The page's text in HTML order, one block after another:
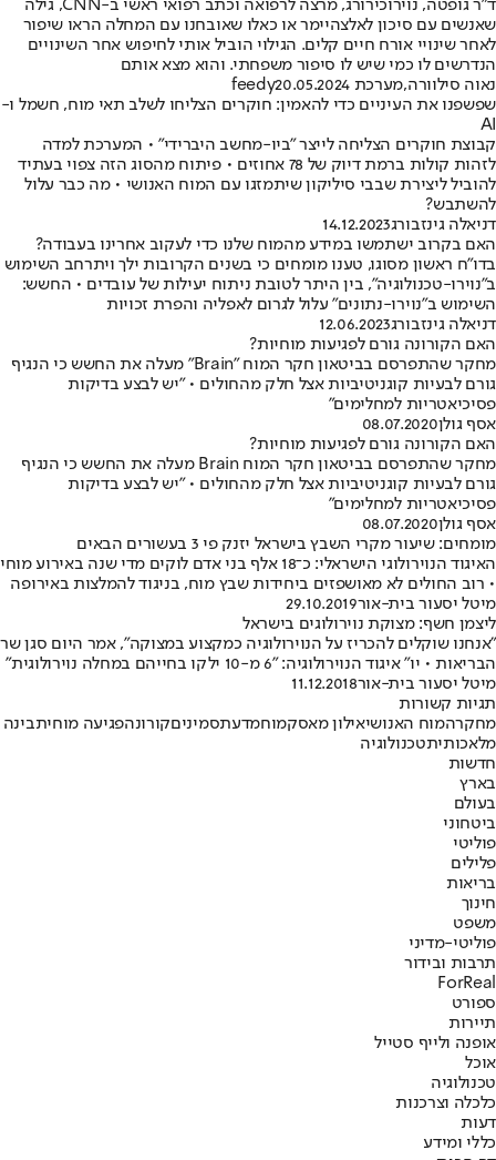
ד"ר גופטה, נוירוכירורג, מרצה לרפואה וכתב רפואי ראשי ב-CNN, גילה
שאנשים עם סיכון לאלצהיימר או כאלו שאובחנו עם המחלה הראו שיפור
לאחר שינויי אורח חיים קלים. הגילוי הוביל אותי לחיפוש אחר השינויים
הנדרשים לו כמי שיש לו סיפור משפחתי. והוא מצא אותם
נאוה סילוורה,מערכת feedy 20.05.2024
שפשפנו את העיניים כדי להאמין: חוקרים הצליחו לשלב תאי מוח, חשמל ו-
AI
קבוצת חוקרים הצליחה לייצר "ביו-מחשב היברידי" • המערכת למדה
לזהות קולות ברמת דיוק של 78 אחוזים • פיתוח מהסוג הזה צפוי בעתיד
להוביל ליצירת שבבי סיליקון שיתמזגו עם המוח האנושי • מה כבר עלול
להשתבש?
דניאלה גינזבורג14.12.2023
האם בקרוב ישתמשו במידע מהמוח שלנו כדי לעקוב אחרינו בעבודה?
בדו"ח ראשון מסוגו, טענו מומחים כי בשנים הקרובות ילך ויתרחב השימוש
ב"נוירו-טכנולוגיה", בין היתר לטובת ניתוח יעילות של עובדים • החשש:
השימוש ב"נוירו-נתונים" עלול לגרום לאפליה והפרת זכויות
דניאלה גינזבורג12.06.2023
האם הקורונה גורם לפגיעות מוחיות?
מחקר שהתפרסם בביטאון חקר המוח "Brain" מעלה את החשש כי הנגיף
גורם לבעיות קוגניטיביות אצל חלק מהחולים • "יש לבצע בדיקות
פסיכיאטריות למחלימים"
אסף גולן08.07.2020
האם הקורונה גורם לפגיעות מוחיות?
מחקר שהתפרסם בביטאון חקר המוח Brain מעלה את החשש כי הנגיף
גורם לבעיות קוגניטיביות אצל חלק מהחולים • "יש לבצע בדיקות
פסיכיאטריות למחלימים"
אסף גולן08.07.2020
מומחים: שיעור מקרי השבץ בישראל יזנק פי 3 בעשורים הבאים
האיגוד הנוירולוגי הישראלי: כ־18 אלף בני אדם לוקים מדי שנה באירוע מוחי
• רוב החולים לא מאושפזים ביחידות שבץ מוח, בניגוד להמלצות באירופה
מיטל יסעור בית-אור29.10.2019
ליצמן חשף: מצוקת נוירולוגים בישראל
"אנחנו שוקלים להכריז על הנוירולוגיה כמקצוע במצוקה", אמר היום סגן שר
הבריאות • יו" איגוד הנוירולוגיה: "6 מ-10 ילקו בחייהם במחלה נוירולוגית"
מיטל יסעור בית-אור11.12.2018
תגיות קשורות
מחקרהמוח האנושיאילון מאסקמוחמדעתסמיניםקורונהפגיעה מוחיתבינה
מלאכותיתטכנולוגיה
חדשות
בארץ
בעולם
ביטחוני
פוליטי
פלילים
בריאות
חינוך
משפט
פוליטי-מדיני
תרבות ובידור
ForReal
ספורט
תיירות
אופנה ולייף סטייל
אוכל
טכנולוגיה
כלכלה וצרכנות
דעות
כללי ומידע